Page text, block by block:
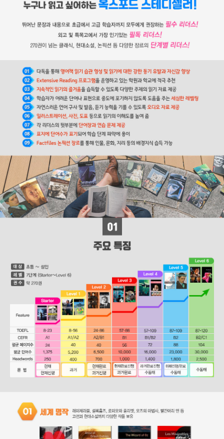
빙과 스토커의 건강도 악화되었다. 그럼에도 스토커는 집필을 멈추지
않았다. 어빙이 사망한 이후로도 그는 ≪칠성의 보석(The Jewel of
Seven Stars)≫이나 ≪흰 벌레의 소굴(The Lair of the White W
orm)≫과 같은 모험소설과 방대한 ≪헨리 어빙에 대한 개인적 회상
적 사실에 추측과 성찰이 가미된 ≪유명한 사기꾼들(Famous Impo
sters)≫을 발표했다. 이 마지막 책에서 그는 엘리자베스 여왕이 사
실은 여장한 남자라는 대담한 주장을 내놓기도 했다. 그러나 생전에
문필가나 소설가로서 그의 존재는 미미했다. 1912년에 그가 사망했
을 때도 동시대인들은 그를 다만 헨리 어빙의 조력자로서 기억하고
있을 따름이었다.